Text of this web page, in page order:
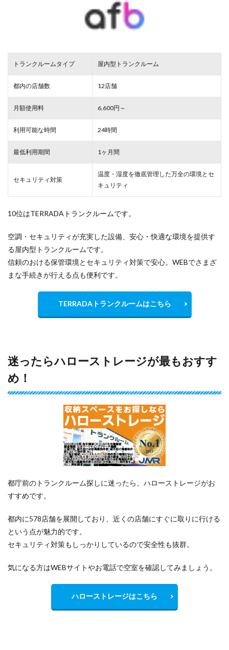
トランクルームタイプ 屋内型トランクルーム
都内の店舗数 12店舗
月額使用料 6,600円～
利用可能な時間 24時間
最低利用期間 1ヶ月間
セキュリティ対策
温度・湿度を徹底管理した万全の環境とセ
キュリティ
10位はTERRADAトランクルームです。
空調・セキュリティが充実した設備、安心・快適な環境を提供す
る屋内型トランクルームです。
信頼のおける保管環境とセキュリティ対策で安心。WEBでさまざ
まな手続きが行える点も便利です。
TERRADAトランクルームはこちら
迷ったらハローストレージが最もおすす
め！
都庁前のトランクルーム探しに迷ったら、ハローストレージがお
すすめです。
都内に578店舗を展開しており、近くの店舗にすぐに取りに行ける
という点が魅力的です。
セキュリティ対策もしっかりしているので安全性も抜群。
気になる方はWEBサイトやお電話で空室を確認してみましょう。
ハローストレージはこちら